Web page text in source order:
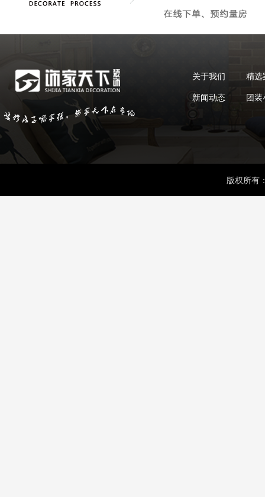
关于我们
新闻动态
精选
团
版权所有